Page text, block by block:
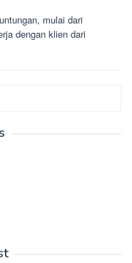
mulai dari
dengan klien dari